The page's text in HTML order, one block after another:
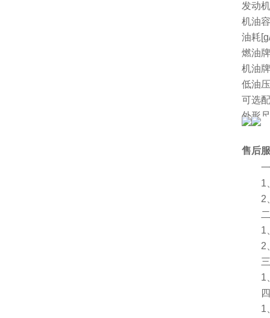
发动
机油
油耗
燃油
机油
低油
可选
外形
厂家
售后
一
1、
2、
二
1、
2、
三
1、
四
1、